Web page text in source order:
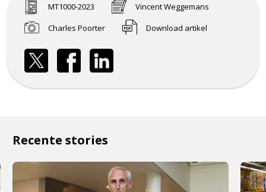
MT1000-2023
Vincent Weggemans
Charles Poorter
Download artikel
Recente stories